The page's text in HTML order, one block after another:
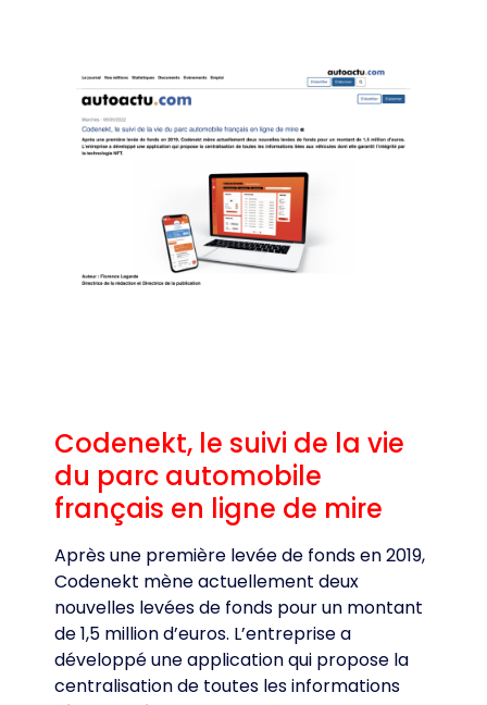
Codenekt, le suivi de la vie
du parc automobile
français en ligne de mire
Après une première levée de fonds en 2019,
Codenekt mène actuellement deux
nouvelles levées de fonds pour un montant
de 1,5 million d’euros. L’entreprise a
développé une application qui propose la
centralisation de toutes les informations